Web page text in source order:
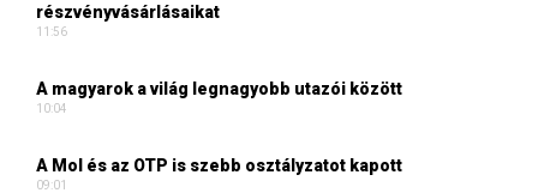
részvényvásárlásaikat
11:56
A magyarok a világ legnagyobb utazói között
10:04
A Mol és az OTP is szebb osztályzatot kapott
09:01